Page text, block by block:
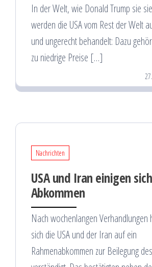
In der Welt, wie Donald Trump sie
werden die USA vom Rest der Welt
und ungerecht behandelt: Dazu
zu niedrige Preise […]
Nachrichten
USA und Iran einigen
Abkommen
Nach wochenlangen Verhandlungen
sich die USA und der Iran auf ein
Rahmenabkommen zur Beilegung